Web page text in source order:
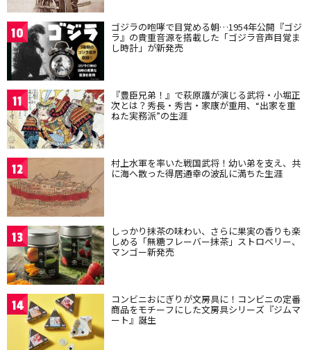
10 ゴジラの咆哮で目覚める朝…1954年公開『ゴジ
ラ』の貴重音源を搭載した「ゴジラ音声目覚ま
し時計」が新発売
11 『豊臣兄弟！』で萩原護が演じる武将・小堀正
次とは？秀長・秀吉・家康が重用、“出家を重
ねた実務派”の生涯
12 村上水軍を率いた戦国武将！幼い弟を支え、共
に海へ散った得居通幸の波乱に満ちた生涯
13 しっかり抹茶の味わい、さらに果実の香りも楽
しめる「無糖フレーバー抹茶」ストロベリー、
マンゴー新発売
14 コンビニおにぎりが文房具に！コンビニの定番
商品をモチーフにした文房具シリーズ『ジムマ
ート』誕生